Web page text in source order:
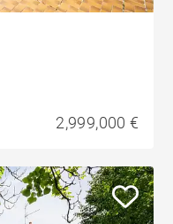
2,999,000 €